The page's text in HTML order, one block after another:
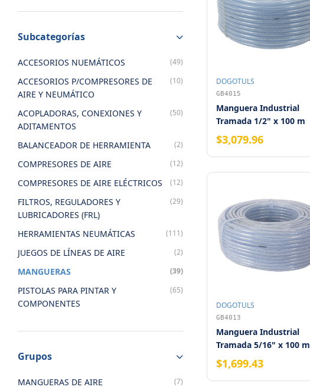
Subcategorías
ACCESORIOS NUEMÁTICOS (49)
ACCESORIOS P/COMPRESORES DE
AIRE Y NEUMÁTICO
(10)
ACOPLADORAS, CONEXIONES Y
ADITAMENTOS
(50)
BALANCEADOR DE HERRAMIENTA (2)
COMPRESORES DE AIRE (12)
COMPRESORES DE AIRE ELÉCTRICOS (12)
FILTROS, REGULADORES Y
LUBRICADORES (FRL)
(29)
HERRAMIENTAS NEUMÁTICAS (111)
JUEGOS DE LÍNEAS DE AIRE (2)
MANGUERAS (39)
PISTOLAS PARA PINTAR Y
COMPONENTES
(65)
Grupos
MANGUERAS DE AIRE (7)
DOGOTULS
GB4015
Manguera Industrial
Tramada 1/2" x 100 m
$3,079.96
DOGOTULS
GB4013
Manguera Industrial
Tramada 5/16" x 100 m
$1,699.43